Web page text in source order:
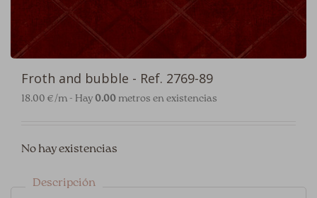
Froth and bubble - Ref. 2769-89
18.00 €/m - Hay 0.00 metros en existencias
No hay existencias
Descripción